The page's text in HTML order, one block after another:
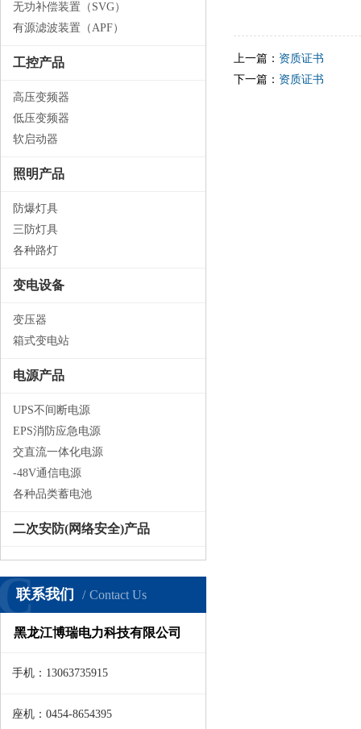
无功补偿装置（SVG）
有源滤波装置（APF）
工控产品
高压变频器
低压变频器
软启动器
照明产品
防爆灯具
三防灯具
各种路灯
变电设备
变压器
箱式变电站
电源产品
UPS不间断电源
EPS消防应急电源
交直流一体化电源
-48V通信电源
各种品类蓄电池
二次安防(网络安全)产品
联系我们 Contact Us
黑龙江博瑞电力科技有限公司
手机：13063735915
座机：0454-8654395
上一篇： 资质证书
下一篇： 资质证书